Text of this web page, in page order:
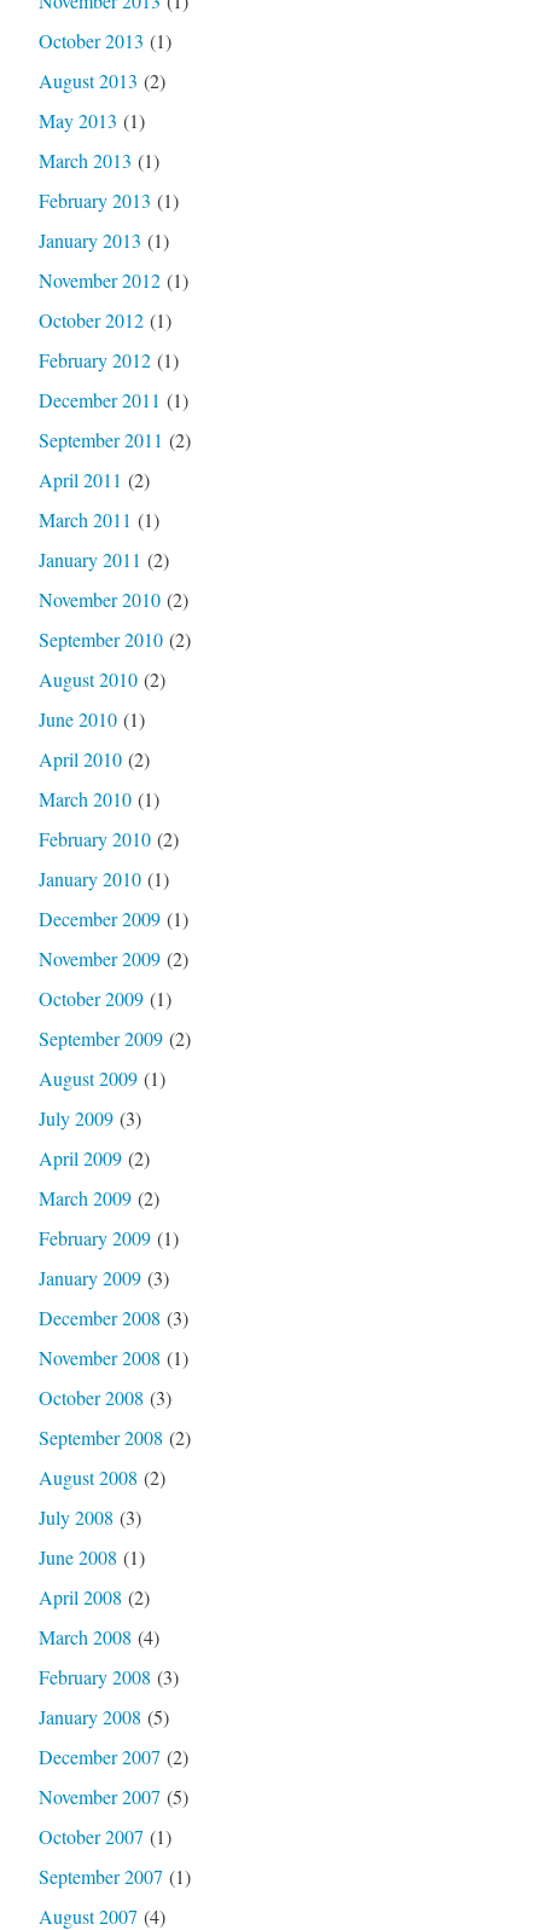
October 2013 (1)
August 2013 (2)
May 2013 (1)
March 2013 (1)
February 2013 (1)
January 2013 (1)
November 2012(1)
October 2012(1)
February 2012(1)
December 2011 (1)
September 2011 (2)
April 2011 (2)
March 2011 (1)
January 2011 (2)
November 2010(2)
September 2010(2)
August 2010(2)
June 2010(1)
April 2010(2)
March 2010(1)
February 2010(2)
January 2010(1)
December 2009(1)
November 2009(2)
October 2009(1)
September 2009(2)
August 2009(1)
July 2009(3)
April 2009(2)
March 2009(2)
February 2009(1)
January 2009(3)
December 2008 (3)
November 2008 (1)
October 2008 (3)
September 2008 (2)
August 2008 (2)
July 2008 (3)
June 2008 (1)
April 2008 (2)
March 2008 (4)
February 2008 (3)
January 2008 (5)
December 2007 (2)
November 2007 (5)
October 2007 (1)
September 2007 (1)
August 2007 (4)